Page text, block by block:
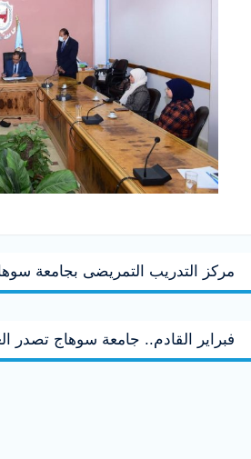
Previous
post:
مركز التدريب التمريضى بجامعة
Next
post:
فبراير القادم.. جامعة سوهاج تصدر